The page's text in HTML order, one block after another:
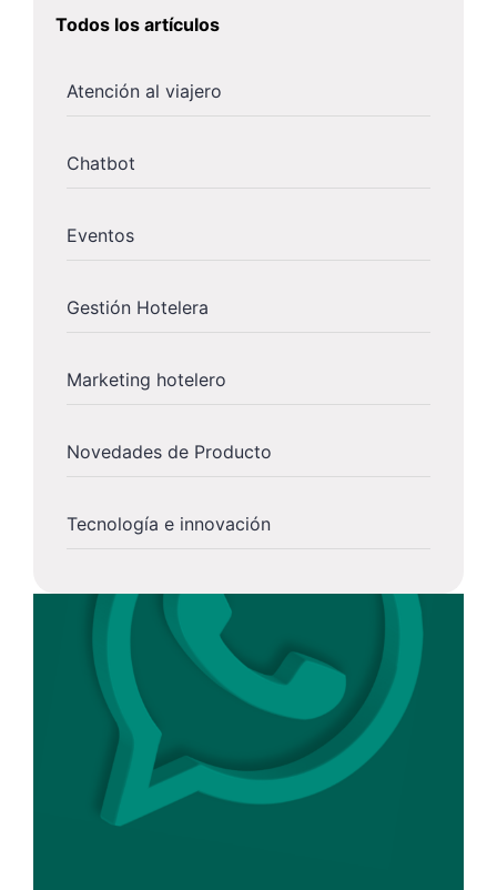
Todos los artículos
Atención al viajero
Chatbot
Eventos
Gestión Hotelera
Marketing hotelero
Novedades de Producto
Tecnología e innovación